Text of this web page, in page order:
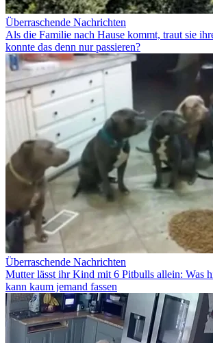
Überraschende Nachrichten
Als die Familie nach Hause kommt, traut sie
konnte das denn nur passieren?
Überraschende Nachrichten
Mutter lässt ihr Kind mit 6 Pitbulls allein: Was
kann kaum jemand fassen